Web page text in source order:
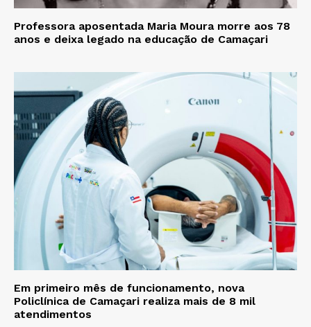
Professora aposentada Maria Moura morre aos 78
anos e deixa legado na educação de Camaçari
Em primeiro mês de funcionamento, nova
Policlínica de Camaçari realiza mais de 8 mil
atendimentos